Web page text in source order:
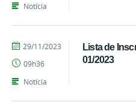
Notícia
Lista de
01/2023
por
publicado
29/11/2023
09h36
Notícia